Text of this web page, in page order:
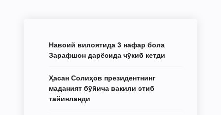
Навоий вилоятида 3 нафар бола
Зарафшон дарёсида чўкиб кетди
Ҳасан Солиҳов президентнинг
маданият бўйича вакили этиб
тайинланди